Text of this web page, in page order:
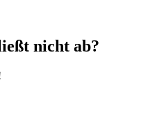
nicht ab?